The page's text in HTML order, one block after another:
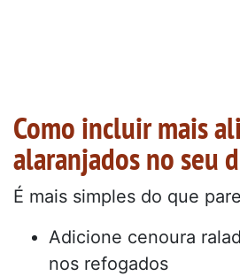
Como incluir mais
alaranjados no seu
É mais simples do que
Adicione cenoura
nos refogados